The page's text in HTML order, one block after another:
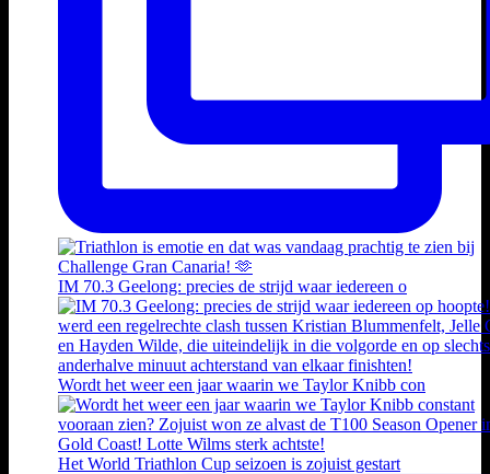
IM 70.3 Geelong: precies de strijd waar iedereen o
Wordt het weer een jaar waarin we Taylor Knibb con
Het World Triathlon Cup seizoen is zojuist gestart